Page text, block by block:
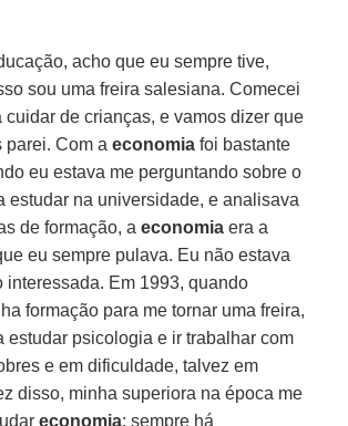
acho que eu sempre tive,
sou uma freira salesiana. Comecei
cuidar de crianças, e vamos dizer que
parei. Com aeconomia foi bastante
eu estava me perguntando sobre o
estudar na universidade, e analisava
de formação, aeconomia era a
eu sempre pulava. Eu não estava
interessada. Em 1993, quando
formação para me tornar uma freira,
estudar psicologia e ir trabalhar com
e em dificuldade, talvez em
disso, minha superiora na época me
economia: sempre há